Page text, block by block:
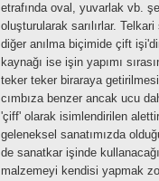
etrafında oval, yuvarlak vb.
oluşturularak sarılırlar. Telkari
diğer anılma biçimide çift
kaynağı ise işin yapımı
teker teker biraraya
cımbıza benzer ancak ucu
'çiff' olarak isimlendirilen
geleneksel sanatımızda
de sanatkar işinde
malzemeyi kendisi yapmak